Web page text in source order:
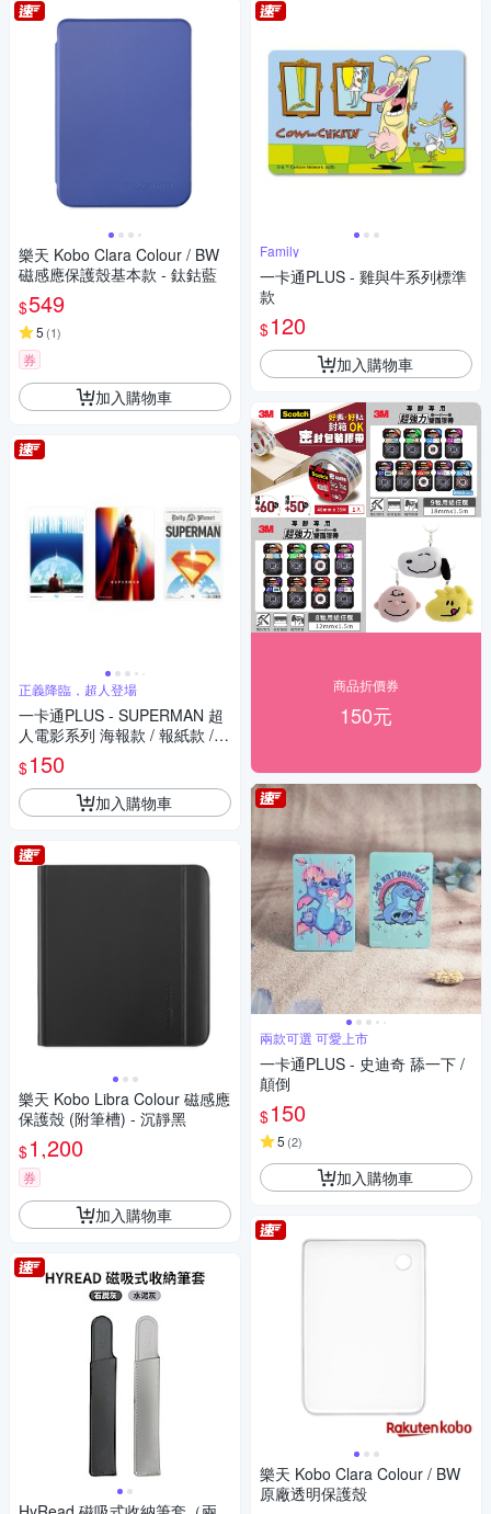
樂天 Kobo Clara Colour / BW
磁感應保護殼基本款 - 鈦鈷藍
$549
5 (1)
券
加入購物車
正義降臨，超人登場
一卡通PLUS - SUPERMAN 超
人電影系列 海報款 / 報紙款 /
超人與狗
$150
加入購物車
樂天 Kobo Libra Colour 磁感應
保護殼 (附筆槽) - 沉靜黑
$1,200
券
加入購物車
Family
一卡通PLUS - 雞與牛系列標準
款
$120
加入購物車
商品折價券
150元
兩款可選 可愛上市
一卡通PLUS - 史迪奇 舔一下 /
顛倒
$150
5 (2)
加入購物車
樂天 Kobo Clara Colour / BW
原廠透明保護殼